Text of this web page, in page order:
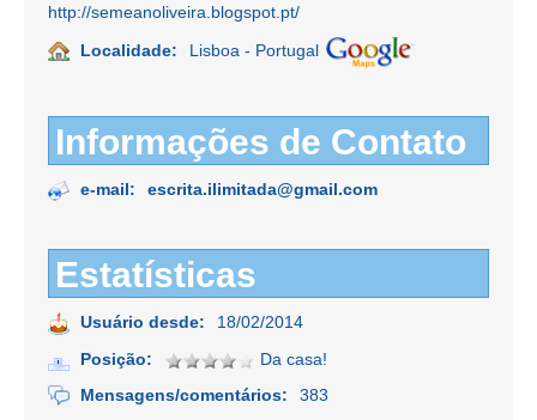
http://semeanoliveira.blogspot.pt/
Localidade: Lisboa - Portugal
Informações de Contato
e-mail: escrita.ilimitada@gmail.com
Estatísticas
Usuário desde:
18/02/2014
Posição:
Da casa!
Mensagens/comentários:
383